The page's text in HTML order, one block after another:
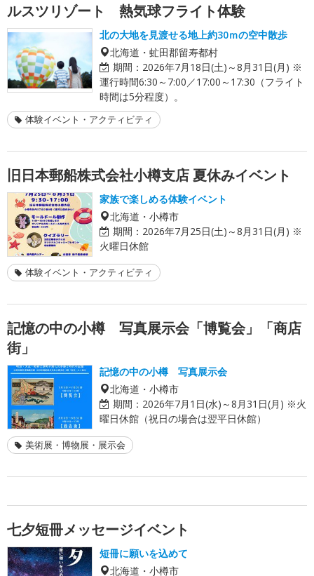
ルスツリゾート 熱気球フライト体験
北の大地を見渡せる地上約30ｍの空中散歩
北海道・虻田郡留寿都村
期間： 2026年7月18日(土)～8月31日(月) ※
運行時間6:30～7:00／17:00～17:30（フライト
時間は5分程度）。
体験イベント・アクティビティ
旧日本郵船株式会社小樽支店 夏休みイベント
家族で楽しめる体験イベント
北海道・小樽市
期間： 2026年7月25日(土)～8月31日(月) ※
火曜日休館
体験イベント・アクティビティ
記憶の中の小樽 写真展示会「博覧会」「商店
街」
記憶の中の小樽 写真展示会
北海道・小樽市
期間： 2026年7月1日(水)～8月31日(月) ※火
曜日休館（祝日の場合は翌平日休館）
美術展・博物展・展示会
七夕短冊メッセージイベント
短冊に願いを込めて
北海道・小樽市